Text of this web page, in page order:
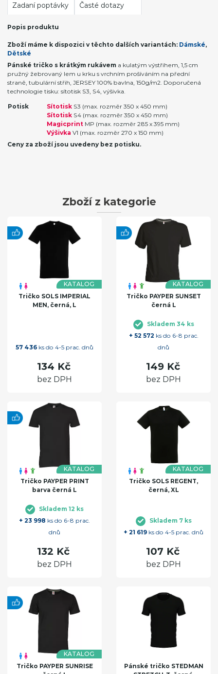
Zadaní poptávky Časté dotazy
Popis produktu
Zboží máme k dispozici v těchto dalších variantách: Dámské,
Dětské
Pánské tričko s krátkým rukávem a kulatým výstřihem, 1,5 cm
pružný žebrovaný lem u krku s vrchním prošíváním na přední
straně, tubulární střih, JERSEY 100% bavlna, 150g/m2. Doporučená
technologie tisku: sítotisk S3, S4, výšivka.
Potisk Sítotisk S3 (max. rozměr 350 x 450 mm)
Sítotisk S4 (max. rozměr 350 x 450 mm)
Magicprint MP (max. rozměr 285 x 395 mm)
Výšivka V1 (max. rozměr 270 x 150 mm)
Ceny za zboží jsou uvedeny bez potisku.
Zboží z kategorie
KATALOG
Tričko SOLS IMPERIAL
MEN, černá, L
57 436 ks do 4-5 prac. dnů
134 Kč
bez DPH
KATALOG
Tričko PAYPER SUNSET
černá L
Skladem 34 ks
+ 52 572 ks do 6-8 prac.
dnů
149 Kč
bez DPH
KATALOG
Tričko PAYPER PRINT
barva černá L
Skladem 12 ks
+ 23 998 ks do 6-8 prac.
dnů
132 Kč
bez DPH
KATALOG
Tričko SOLS REGENT,
černá, XL
Skladem 7 ks
+ 21 619 ks do 4-5 prac. dnů
107 Kč
bez DPH
KATALOG
Tričko PAYPER SUNRISE
Pánské tričko STEDMAN